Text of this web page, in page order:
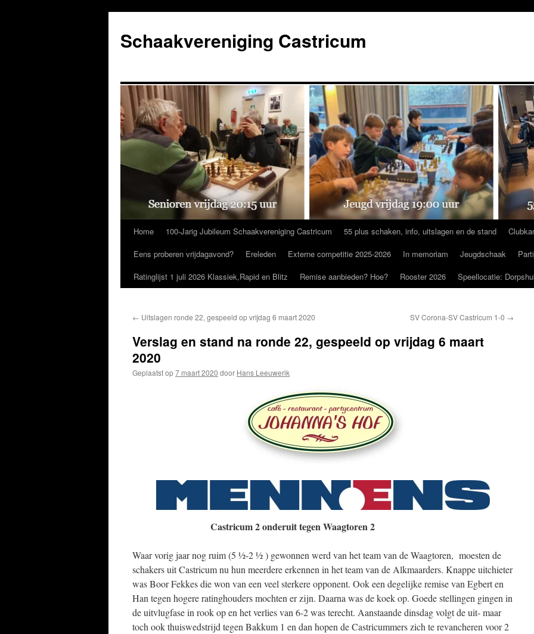
de
inhoud
Schaakvereniging Castricum
Home 100-Jarig Jubileum Schaakvereniging Castricum 55 plus schaken, info, uitslagen en de stand
Eens proberen vrijdagavond?
Ereleden Externe competitie 2025-2026 In memoriam Jeugdschaak
Ratinglijst 1 juli 2026 Klassiek,Rapid en Blitz
Remise aanbieden? Hoe? Rooster 2026 Speellocatie:
← Uitslagen ronde 22, gespeeld op vrijdag 6 maart 2020 SV Corona-SV Castricum 1-0 →
Verslag en stand na ronde 22, gespeeld op vrijdag 6 maart
2020
Geplaatst op7 maart 2020 door Hans Leeuwerik
Castricum 2 onderuit tegen Waagtoren 2
Waar vorig jaar nog ruim (5 ½-2 ½ ) gewonnen werd van het team van de Waagtoren, moesten de
schakers uit Castricum nu hun meerdere erkennen in het team van de Alkmaarders. Knappe uitchieter
was Boor Fekkes die won van een veel sterkere opponent. Ook een degelijke remise van Egbert en
Han tegen hogere ratinghouders mochten er zijn. Daarna was de koek op. Goede stellingen gingen in
de uitvlugfase in rook op en het verlies van 6-2 was terecht. Aanstaande dinsdag volgt de uit- maar
toch ook thuiswedstrijd tegen Bakkum 1 en dan hopen de Castricummers zich te revancheren voor 2